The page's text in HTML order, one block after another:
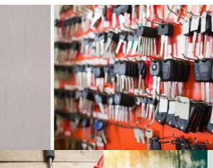
Altındağ çilingir